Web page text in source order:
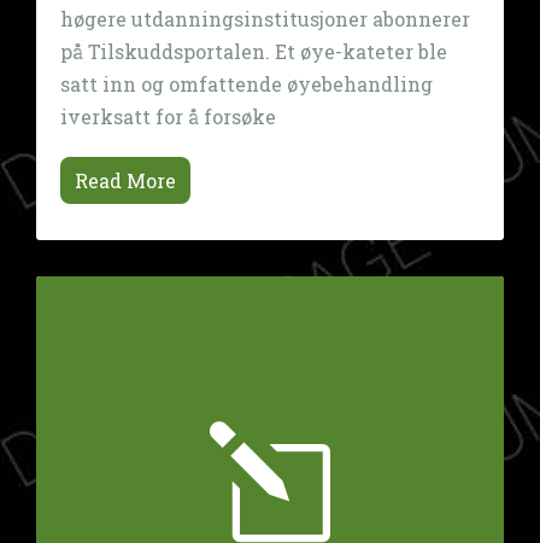
høgere utdanningsinstitusjoner abonnerer
på Tilskuddsportalen. Et øye-kateter ble
satt inn og omfattende øyebehandling
iverksatt for å forsøke
Read More